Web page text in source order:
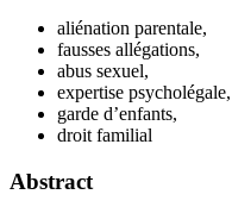
aliénation parentale,
fausses allégations,
abus sexuel,
expertise psycholégale,
garde d’enfants,
droit familial
Abstract